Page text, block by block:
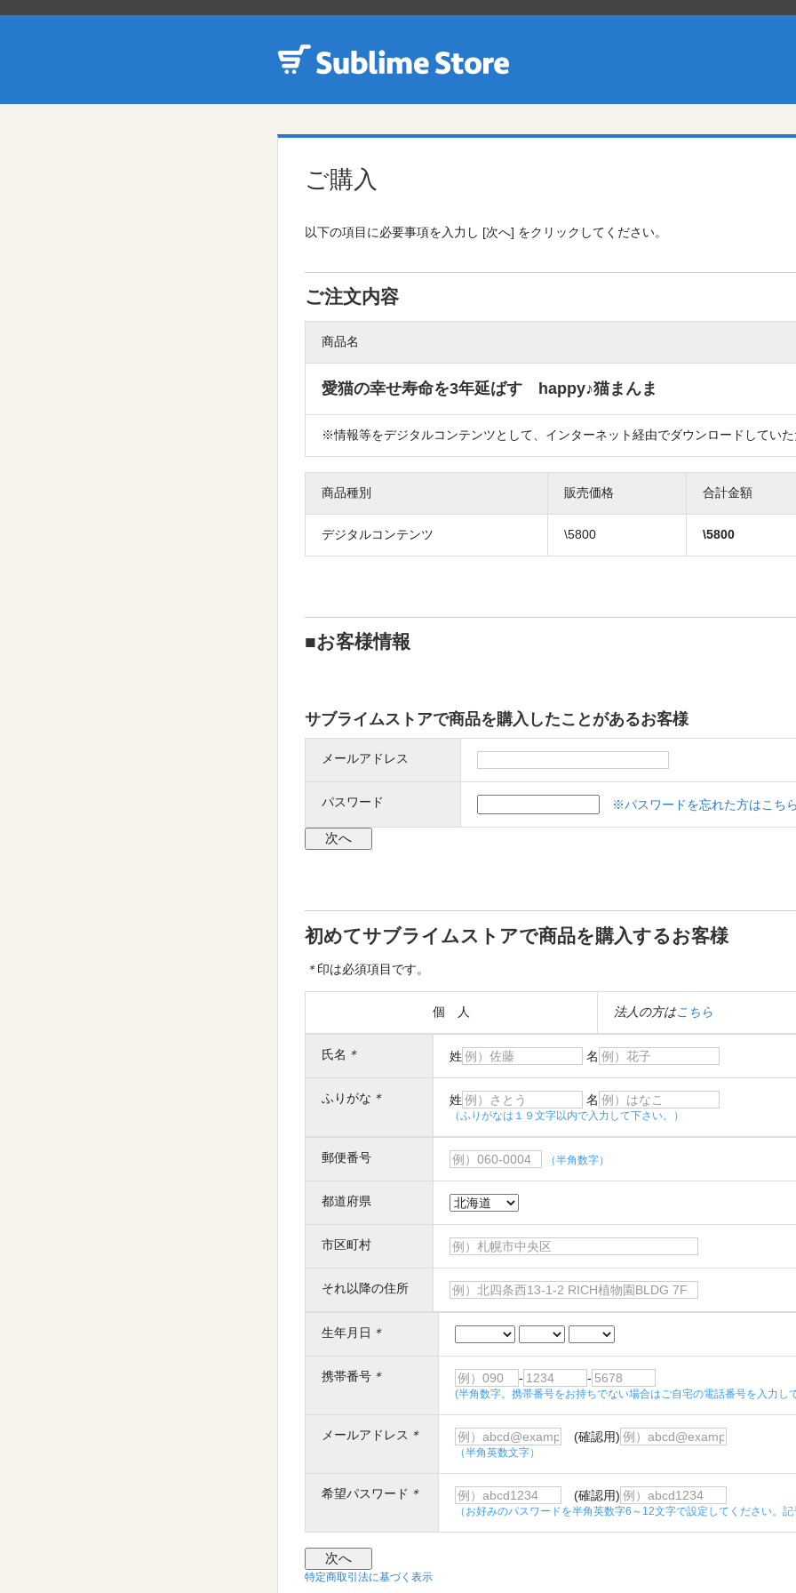
ご購入
以下の項目に必要事項を入力し [次へ] をクリックしてください。
ご注文内容
商品名
愛猫の幸せ寿命を3年延ばす happy♪猫まんま
※情報等をデジタルコンテンツとして、インターネット経由でダウンロードしてい
商品種別 販売価格 合計金額
デジタルコンテンツ \5800 \5800
■お客様情報
サブライムストアで商品を購入したことがあるお客様
メールアドレス
パスワード ※パスワードを忘れた方はこち
初めてサブライムストアで商品を購入するお客様
＊印は必須項目です。
個 人 法人の方はこちら
氏名 ＊ 姓 名
ふりがな ＊ 姓 名
（ふりがなは１９文字以内で入力して下さい。）
郵便番号 （半角数字）
都道府県
市区町村
それ以降の住所
生年月日 ＊
携帯番号 ＊ - -
(半角数字。携帯番号をお持ちでない場合はご自宅の電話番号を入力し
メールアドレス ＊ (確認用)
（半角英数文字）
希望パスワード ＊ (確認用)
（お好みのパスワードを半角英数字6～12文字で設定してください。
特定商取引法に基づく表示